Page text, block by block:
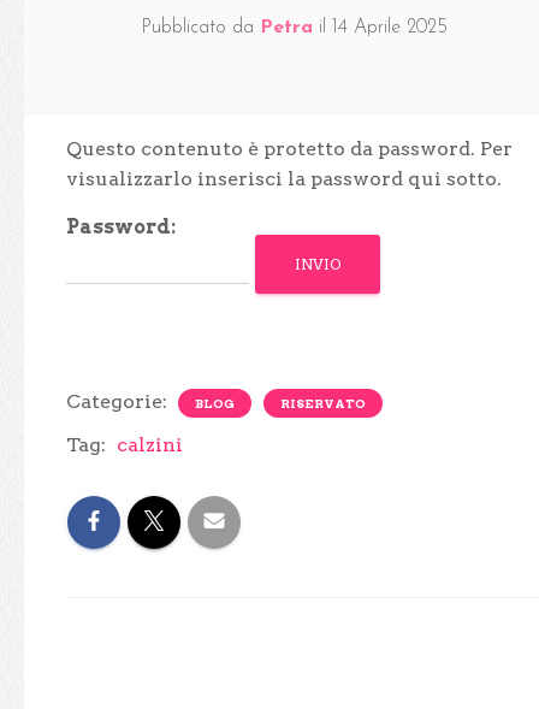
Pubblicato da Petra il 14 Aprile 2025
Questo contenuto è protetto da password. Per
visualizzarlo inserisci la password qui sotto.
Password:
Categorie: BLOG RISERVATO
Tag: calzini